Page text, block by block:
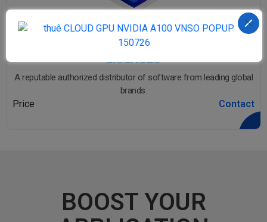
LICENSES
A reputable authorized distributor of software from leading global
brands.
Price Contact
BOOST YOUR